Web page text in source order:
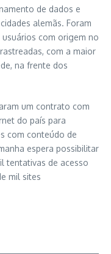
de dados e
alemãs. Foram
com origem no
com a maior
na frente dos
um contrato com
do país para
com conteúdo de
espera possibilitar
tentativas de acesso
mil sites